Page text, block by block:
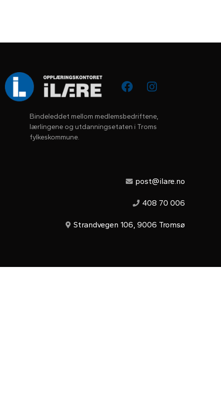
Bindeleddet mellom medlemsbedriftene,
lærlingene og utdanningsetaten i Troms
fylkeskommune.
post@ilare.no
408 70 006
Strandvegen 106, 9006 Tromsø